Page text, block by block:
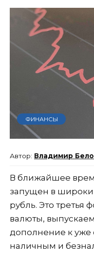
ФИНАНСЫ
Владимир
В ближайшее
запущен в
рубль. Это третья
валюты,
дополнение к
наличным и